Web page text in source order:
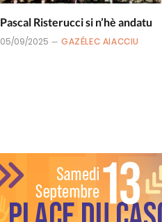
Pascal Risterucci si n’hè andatu
05/09/2025 GAZÉLEC AIACCIU